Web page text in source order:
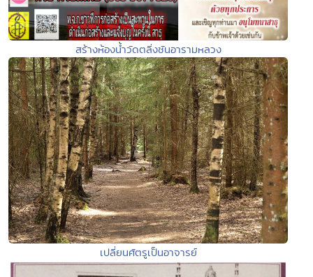
สร้างห้องน้ำวัดตลิ่งชันอารามหลวง
เปลี่ยนศัตรูเป็นอาจารย์